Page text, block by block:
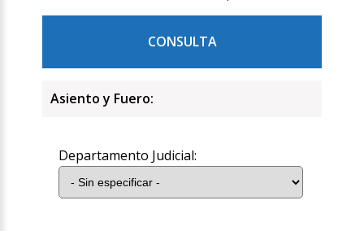
CONSULTA
Asiento y Fuero:
Departamento Judicial: